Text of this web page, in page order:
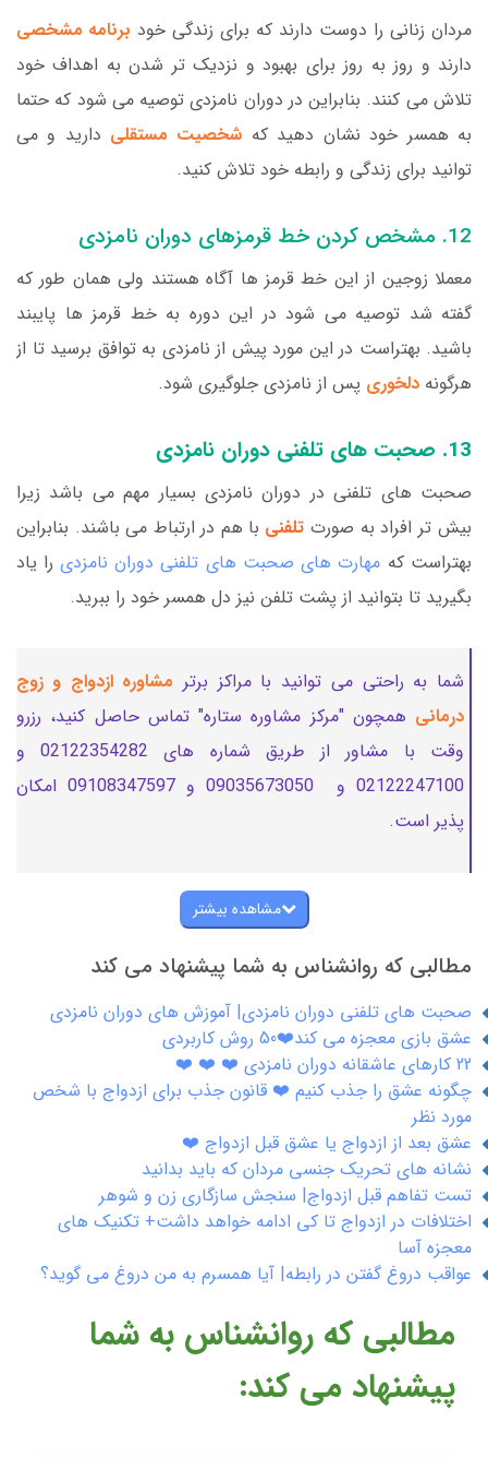
مردان زنانی را دوست دارند که برای زندگی خود برنامه مشخصی
دارند و روز به روز برای بهبود و نزدیک تر شدن به اهداف خود
تلاش می کنند. بنابراین در دوران نامزدی توصیه می شود که حتما
به همسر خود نشان دهید که شخصیت مستقلی دارید و می
توانید برای زندگی و رابطه خود تلاش کنید.
12. مشخص کردن خط قرمزهای دوران نامزدی
معملا زوجین از این خط قرمز ها آگاه هستند ولی همان طور که
گفته شد توصیه می شود در این دوره به خط قرمز ها پایبند
باشید. بهتراست در این مورد پیش از نامزدی به توافق برسید تا از
هرگونه دلخوری پس از نامزدی جلوگیری شود.
13. صحبت های تلفنی دوران نامزدی
صحبت های تلفنی در دوران نامزدی بسیار مهم می باشد زیرا
بیش تر افراد به صورت تلفنی با هم در ارتباط می باشند. بنابراین
بهتراست که مهارت های صحبت های تلفنی دوران نامزدی را یاد
بگیرید تا بتوانید از پشت تلفن نیز دل همسر خود را ببرید.
شما به راحتی می توانید با مراکز برتر مشاوره ازدواج و زوج
درمانی همچون "مرکز مشاوره ستاره" تماس حاصل کنید، رزرو
وقت با مشاور از طریق شماره های 02122354282 و
02122247100 و 09035673050 و 09108347597 امکان
پذیر است.
مشاهده بیشتر
مطالبی که روانشناس به شما پیشنهاد می کند
صحبت های تلفنی دوران نامزدی| آموزش های دوران نامزدی
عشق بازی معجزه می کند❤️50 روش کاربردی
22 کارهای عاشقانه دوران نامزدی ❤️ ❤️ ❤️
چگونه عشق را جذب کنیم ❤️ قانون جذب برای ازدواج با شخص
مورد نظر
عشق بعد از ازدواج یا عشق قبل ازدواج ❤️
نشانه های تحریک جنسی مردان که باید بدانید
تست تفاهم قبل ازدواج| سنجش سازگاری زن و شوهر
اختلافات در ازدواج تا کی ادامه خواهد داشت+ تکنیک های
معجزه آسا
عواقب دروغ گفتن در رابطه| آیا همسرم به من دروغ می گوید؟
مطالبی که روانشناس به شما
پیشنهاد می کند: